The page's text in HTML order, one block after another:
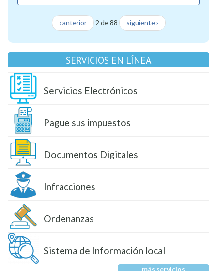
‹ anterior 2 de 88 siguiente ›
SERVICIOS EN LÍNEA
Servicios Electrónicos
Pague sus impuestos
Documentos Digitales
Infracciones
Ordenanzas
Sistema de Información local
más servicios